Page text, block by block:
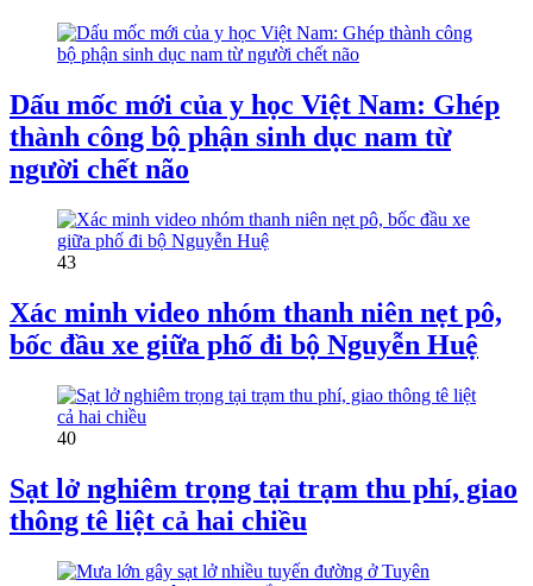
Dấu mốc mới của y học Việt Nam: Ghép
thành công bộ phận sinh dục nam từ
người chết não
43
Xác minh video nhóm thanh niên nẹt pô,
bốc đầu xe giữa phố đi bộ Nguyễn Huệ
40
Sạt lở nghiêm trọng tại trạm thu phí, giao
thông tê liệt cả hai chiều